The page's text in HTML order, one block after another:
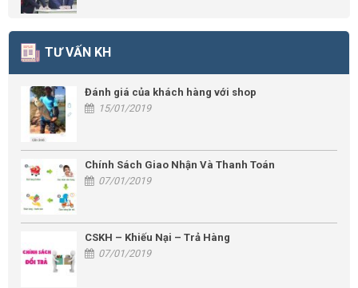
TƯ VẤN KH
Đánh giá của khách hàng với shop
15/01/2019
Chính Sách Giao Nhận Và Thanh Toán
07/01/2019
CSKH – Khiếu Nại – Trả Hàng
07/01/2019